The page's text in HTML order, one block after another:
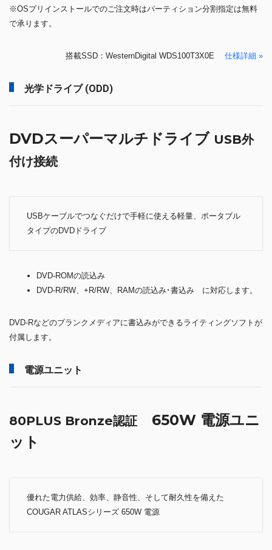
※OSプリインストールでのご注文時はパーティション分割指定は無料
で承ります。
搭載SSD：WesternDigital WDS100T3X0E 仕様詳細 »
光学ドライブ (ODD)
DVDスーパーマルチドライブ USB外
付け接続
USBケーブルでつなぐだけで手軽に使える軽量、ポータブル
タイプのDVDドライブ
DVD-ROMの読込み
DVD-R/RW、+R/RW、RAMの読込み･書込み に対応します。
DVD-Rなどのブランクメディアに書込みができるライティングソフトが
付属します。
電源ユニット
80PLUS Bronze認証 650W 電源ユニ
ット
優れた電力供給、効率、静音性、そして耐久性を備えた
COUGAR ATLASシリーズ 650W 電源